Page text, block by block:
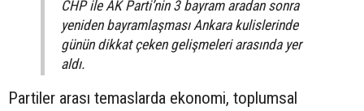
CHP ile AK Parti’nin 3 bayram aradan sonra
yeniden bayramlaşması Ankara kulislerinde
günün dikkat çeken gelişmeleri arasında yer
aldı.
Partiler arası temaslarda ekonomi, toplumsal